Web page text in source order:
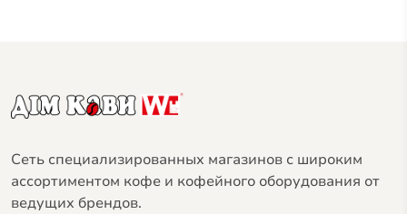
Сеть специализированных магазинов с широким
ассортиментом кофе и кофейного оборудования от
ведущих брендов.